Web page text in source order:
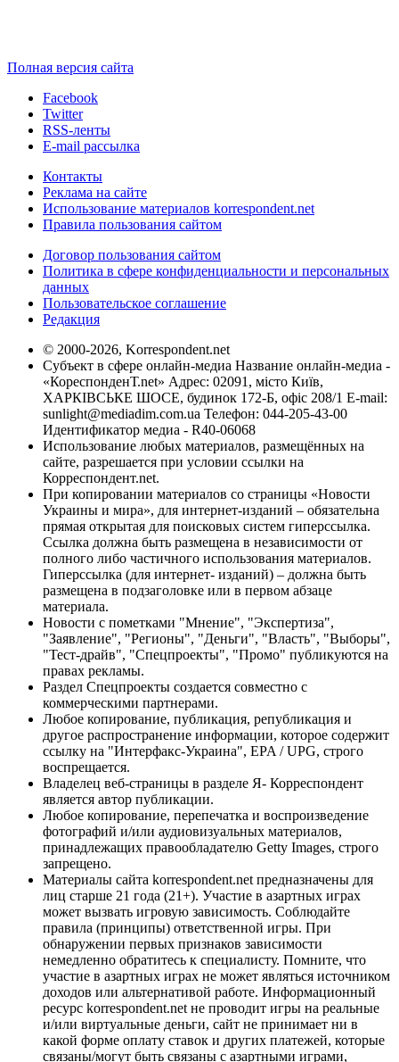
Полная версия сайта
Facebook
Twitter
RSS-ленты
E-mail рассылка
Контакты
Реклама на сайте
Использование материалов korrespondent.net
Правила пользования сайтом
Договор пользования сайтом
Политика в сфере конфиденциальности и персональных
данных
Пользовательское соглашение
Редакция
© 2000-2026, Korrespondent.net
Субъект в сфере онлайн-медиа Название онлайн-медиа -
«КореспонденТ.net» Адрес: 02091, місто Київ,
ХАРКІВСЬКЕ ШОСЕ, будинок 172-Б, офіс 208/1 E-mail:
sunlight@mediadim.com.ua Телефон: 044-205-43-00
Идентификатор медиа - R40-06068
Использование любых материалов, размещённых на
сайте, разрешается при условии ссылки на
Корреспондент.net.
При копировании материалов со страницы «Новости
Украины и мира», для интернет-изданий – обязательна
прямая открытая для поисковых систем гиперссылка.
Ссылка должна быть размещена в независимости от
полного либо частичного использования материалов.
Гиперссылка (для интернет- изданий) – должна быть
размещена в подзаголовке или в первом абзаце
материала.
Новости с пометками "Мнение", "Экспертиза",
"Заявление", "Регионы", "Деньги", "Власть", "Выборы",
"Тест-драйв", "Спецпроекты", "Промо" публикуются на
правах рекламы.
Раздел Спецпроекты создается совместно с
коммерческими партнерами.
Любое копирование, публикация, републикация и
другое распространение информации, которое содержит
ссылку на "Интерфакс-Украина", EPA / UPG, строго
воспрещается.
Владелец веб-страницы в разделе Я- Корреспондент
является автор публикации.
Любое копирование, перепечатка и воспроизведение
фотографий и/или аудиовизуальных материалов,
принадлежащих правообладателю Getty Images, строго
запрещено.
Материалы сайта korrespondent.net предназначены для
лиц старше 21 года (21+). Участие в азартных играх
может вызвать игровую зависимость. Соблюдайте
правила (принципы) ответственной игры. При
обнаружении первых признаков зависимости
немедленно обратитесь к специалисту. Помните, что
участие в азартных играх не может являться источником
доходов или альтернативой работе. Информационный
ресурс korrespondent.net не проводит игры на реальные
и/или виртуальные деньги, сайт не принимает ни в
какой форме оплату ставок и других платежей, которые
связаны/могут быть связаны с азартными играми,